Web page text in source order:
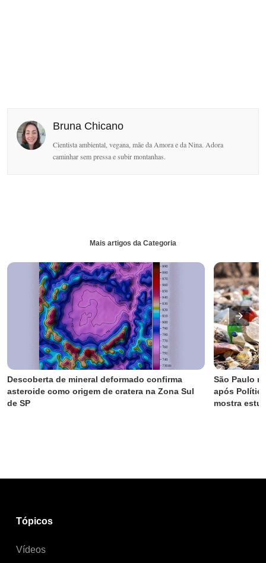
Bruna Chicano
Cientista ambiental, vegana, mãe da Amora e da Nina. Adora
caminhar sem pressa e subir montanhas.
Mais artigos da Categoria
Descoberta de mineral deformado confirma
asteroide como origem de cratera na Zona Sul
de SP
São Paulo
após
mostra
Tópicos
Vídeos